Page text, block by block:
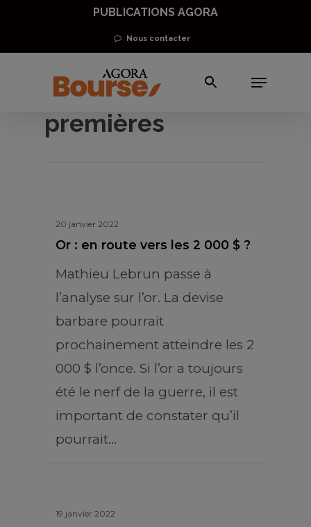
main
PUBLICATIONS AGORA
Nous contacter
Menu
Or et matières
premières
20 janvier 2022
Or : en route vers les 2 000 $ ?
Mathieu Lebrun passe à
l’analyse sur l’or. La devise
barbare pourrait
prochainement atteindre les 2
000 $ l’once. Si l’or a toujours
été le nerf de la guerre, il est
important de constater qu’il
pourrait…
19 janvier 2022